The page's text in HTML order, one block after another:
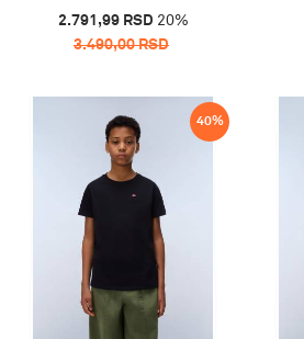
2.791,99 RSD 20%
3.490,00RSD
40%